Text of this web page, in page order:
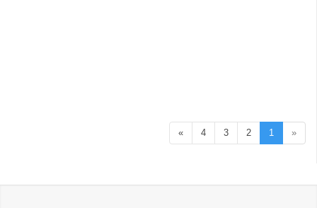
«
1
2
3
4
»